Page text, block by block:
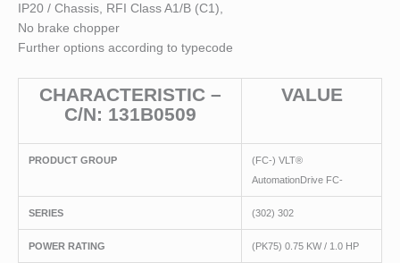
IP20 / Chassis, RFI Class A1/B (C1),
No brake chopper
Further options according to typecode
CHARACTERISTIC –
C/N: 131B0509
VALUE
PRODUCT GROUP
(FC-) VLT®
AutomationDrive FC-
SERIES (302) 302
POWER RATING (PK75) 0.75 KW / 1.0 HP